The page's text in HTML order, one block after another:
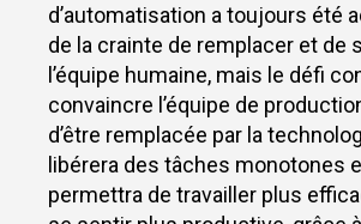
d’automatisation a toujours été
de la crainte de remplacer et de
l’équipe humaine, mais le défi
convaincre l’équipe de
d’être remplacée par la
libérera des tâches monotones
permettra de travailler plus